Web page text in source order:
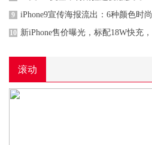
9 iPhone9宣传海报流出：6种颜色时尚
10 新iPhone售价曝光，标配18W快充，
滚动